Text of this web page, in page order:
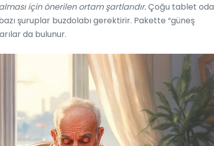
için önerilen ortam şartlarıdır.Çoğu tablet oda
bazı şuruplar buzdolabı gerektirir. Pakette “güneş
da bulunur.